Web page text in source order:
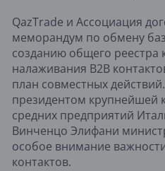
QazTrade и Ассоциация
меморандум по обмену
созданию общего реестра
налаживания В2В
план совместных
президентом крупнейшей
средних предприятий
Винченцо Элифани
особое внимание
контактов.